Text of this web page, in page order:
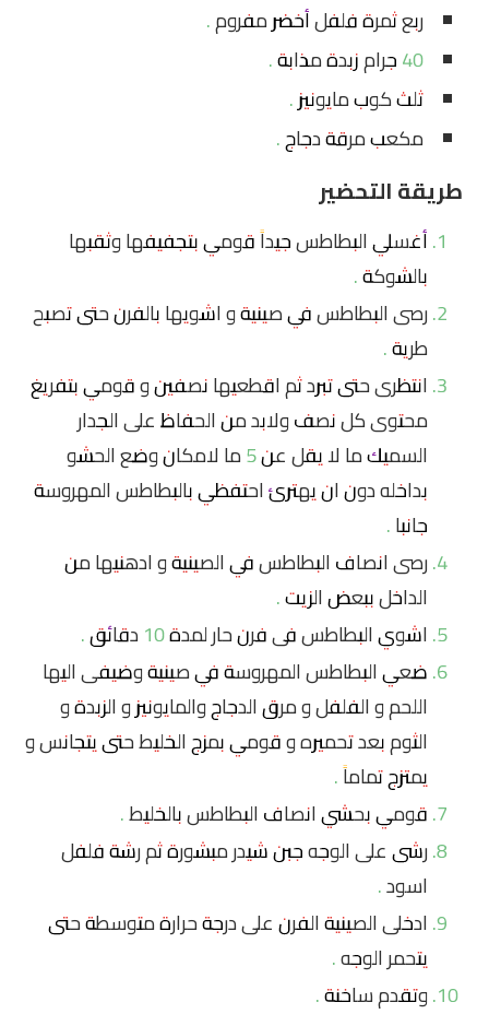
ربع ثمرة فلفل أخضر مفروم .
ثلث كوب مايونيز .
مكعب مرقة دجاج .
طريقة التحضير
أغسلي البطاطس جيداً قومي بتجفيفها وثقبها
بالشوكة .
رصى البطاطس في صينية و اشويها بالفرن حتى تصبح
طرية .
انتظرى حتى تبرد ثم اقطعيها نصفين و قومي بتفريغ
محتوى كل نصف ولابد من الحفاظ على الجدار
السميك ما لا يقل عن 5 ما لامكان وضع الحشو
بداخله دون ان يهترئ احتفظي بالبطاطس المهروسة
جانبا .
رصى انصاف البطاطس في الصينية و ادهنيها من
الداخل ببعض الزيت .
اشوي البطاطس فى فرن حار لمدة 10 دقائق .
ضعي البطاطس المهروسة في صينية وضيفى اليها
اللحم و الفلفل و مرق الدجاج والمايونيز و الزبدة و
الثوم بعد تحميره و قومي بمزج الخليط حتى يتجانس و
يمتزج تماماً .
قومي بحشي انصاف البطاطس بالخليط .
رشى على الوجه جبن شيدر مبشورة ثم رشة فلفل
اسود .
ادخلى الصينية الفرن على درجة حرارة متوسطة حتى
يتحمر الوجه .
وتقدم ساخنة .